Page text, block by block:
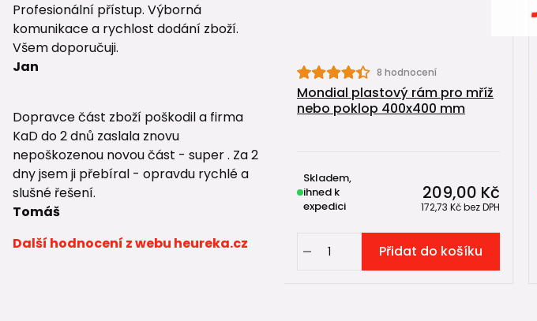
Profesionální přístup. Výborná
komunikace a rychlost dodání zboží.
Všem doporučuji.
Jan
Dopravce část zboží poškodil a firma
KaD do 2 dnů zaslala znovu
nepoškozenou novou část - super . Za 2
dny jsem ji přebíral - opravdu rychlé a
slušné řešení.
Tomáš
Další hodnocení z webu heureka.cz
8 hodnocení
Mondial plastový rám pro mříž
nebo poklop 400x400 mm
209,00 Kč
172,73 Kčbez DPH
Skladem,
ihned k
expedici
Přidat do košíku